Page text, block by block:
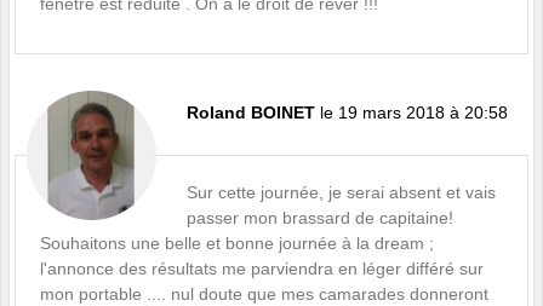
fenêtre est réduite . On a le droit de rêver !!!
Roland BOINET le 19 mars 2018 à 20:58
Sur cette journée, je serai absent et vais
passer mon brassard de capitaine!
Souhaitons une belle et bonne journée à la dream ;
l'annonce des résultats me parviendra en léger différé sur
mon portable .... nul doute que mes camarades donneront